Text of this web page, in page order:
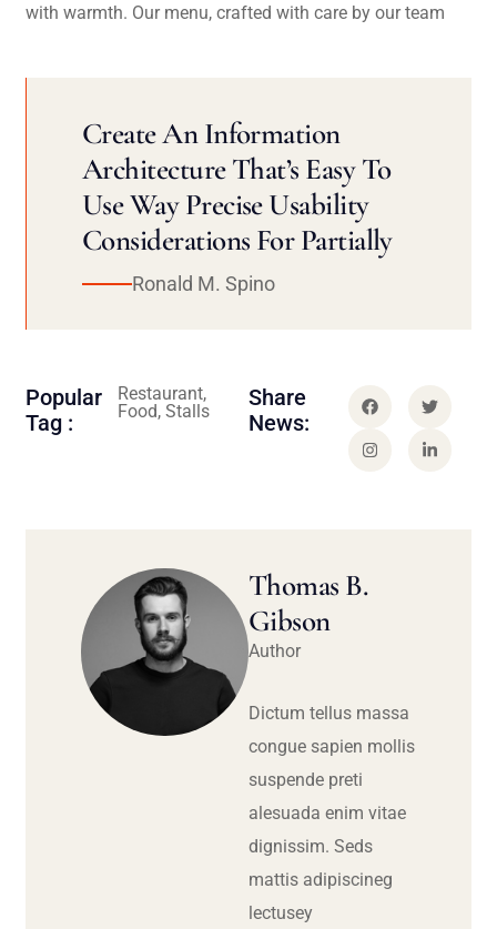
with warmth. Our menu, crafted with care by our team
Create An Information
Architecture That’s Easy To
Use Way Precise Usability
Considerations For Partially
Ronald M. Spino
Popular
Tag :
Restaurant,
Food, Stalls
Share
News:
Thomas B.
Gibson
Author
Dictum tellus massa
congue sapien mollis
suspende preti
alesuada enim vitae
dignissim. Seds
mattis adipiscineg
lectusey